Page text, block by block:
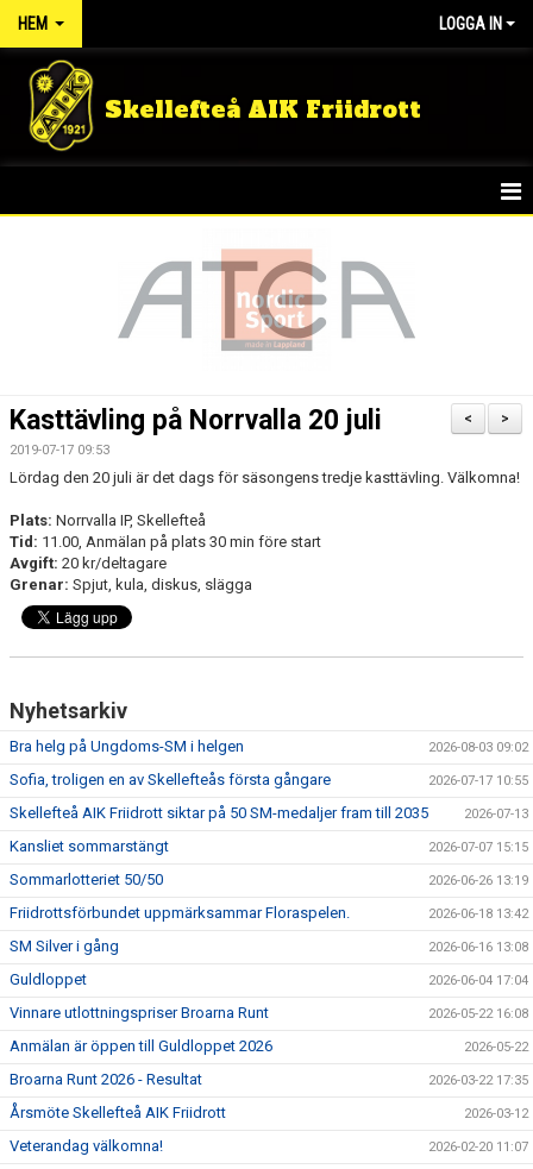
HEM LOGGA IN
Skellefteå AIK Friidrott
DOKUMENT
MINIORLANDSLAGET
>
<
Kasttävling på Norrvalla 20 juli
2019-07-17 09:53
Lördag den 20 juli är det dags för säsongens tredje kasttävling. Välkomna!
Plats: Norrvalla IP, Skellefteå
Tid: 11.00, Anmälan på plats 30 min före start
Avgift: 20 kr/deltagare
Grenar: Spjut, kula, diskus, slägga
Nyhetsarkiv
Bra helg på Ungdoms-SM i helgen 2026-08-03 09:02
Sofia, troligen en av Skellefteås första gångare 2026-07-17 10:55
Skellefteå AIK Friidrott siktar på 50 SM-medaljer fram till 2035 2026-07-13
Kansliet sommarstängt 2026-07-07 15:15
Sommarlotteriet 50/50 2026-06-26 13:19
Friidrottsförbundet uppmärksammar Floraspelen. 2026-06-18 13:42
SM Silver i gång 2026-06-16 13:08
Guldloppet 2026-06-04 17:04
Vinnare utlottningspriser Broarna Runt 2026-05-22 16:08
Anmälan är öppen till Guldloppet 2026 2026-05-22
Broarna Runt 2026 - Resultat 2026-03-22 17:35
Årsmöte Skellefteå AIK Friidrott 2026-03-12
Veterandag välkomna! 2026-02-20 11:07